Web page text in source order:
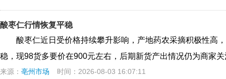
酸枣仁行情恢复平稳
酸枣仁近日受价格持续攀升影响，产地药农采摘积极性高
稳，现98货多要价在900元左右，后期新货产出情况仍为商家
来源： 亳州市场 时间：2026-08-03 16:07:11